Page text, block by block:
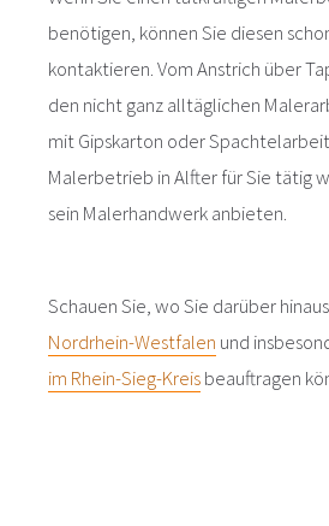
benötigen, können Sie diesen
kontaktieren. Vom Anstrich über
den nicht ganz alltäglichen
mit Gipskarton oder
Malerbetrieb in Alfter für Sie tätig
sein Malerhandwerk anbieten.
Schauen Sie, wo Sie darüber hinaus
Nordrhein-Westfalen und
im Rhein-Sieg-Kreisbeauftragen